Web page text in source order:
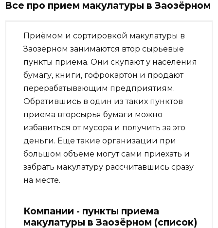
Все про прием макулатуры в Заозёрном
Приёмом и сортировкой макулатуры в
Заозёрном занимаются втор сырьевые
пункты приема. Они скупают у населения
бумагу, книги, гофрокартон и продают
перерабатывающим предприятиям.
Обратившись в один из таких пунктов
приема вторсырья бумаги можно
избавиться от мусора и получить за это
деньги. Еще такие организации при
большом объеме могут сами приехать и
забрать макулатуру рассчитавшись сразу
на месте.
Компании - пункты приема
макулатуры в Заозёрном (список)